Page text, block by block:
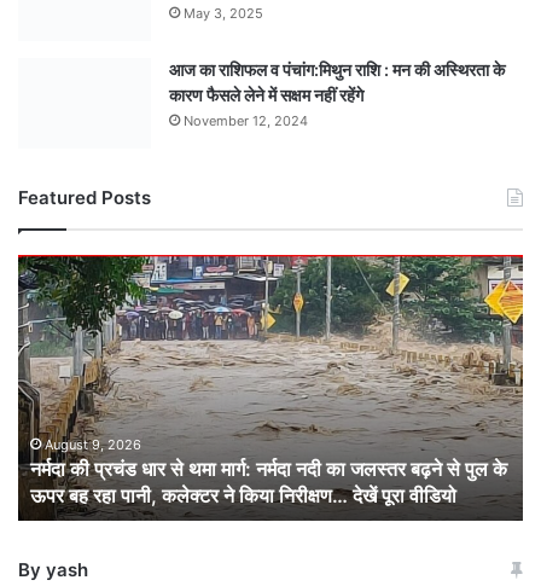
May 3, 2025
आज का राशिफल व पंचांग:मिथुन राशि : मन की अस्थिरता के
कारण फैसले लेने में सक्षम नहीं रहेंगे
November 12, 2024
Featured Posts
नर्मदा
की
प्रचंड
धार
से
थमा
मार्ग:
नर्मदा
नदी
का
जलस्तर
से
August 9, 2026
नर्मदा की प्रचंड धार से थमा मार्ग: नर्मदा नदी का जलस्तर बढ़ने से पुल के
ऊपर बह रहा पानी, कलेक्टर ने किया निरीक्षण… देखें पूरा वीडियो
By yash